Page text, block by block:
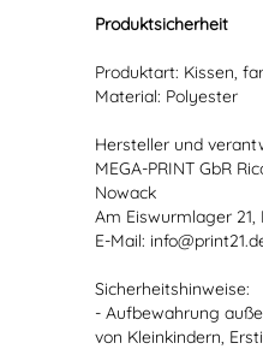
Produktsicherheit
Produktart: Kissen,
Material: Polyester
Hersteller und
MEGA-PRINT GbR
Nowack
Am Eiswurmlager 21,
E-Mail:
Sicherheitshinweise:
- Aufbewahrung
von Kleinkindern,